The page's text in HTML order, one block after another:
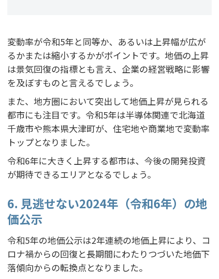
変動率が令和5年と同等か、あるいは上昇幅が広が
るかまたは縮小するかがポイントです。地価の上昇
は景気回復の指標とも言え、企業の経営戦略に影響
を及ぼすものと言えるでしょう。
また、地方圏において突出して地価上昇が見られる
都市にも注目です。令和5年は半導体関連で北海道
千歳市や熊本県大津町が、住宅地や商業地で変動率
トップとなりました。
令和6年に大きく上昇する都市は、今後の開発投資
が期待できるエリアとなるでしょう。
6. 見逃せない2024年（令和6年）の地
価公示
令和5年の地価公示は2年連続の地価上昇により、コ
ロナ禍からの回復と長期間にわたりつづいた地価下
落傾向からの転換点となりました。